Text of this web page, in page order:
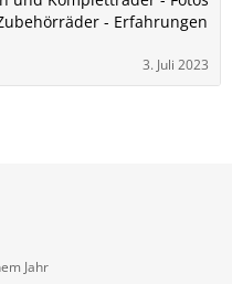
- Erfahrungen
3. Juli 2023
Jahr